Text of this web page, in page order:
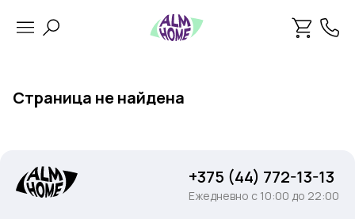
Страница не найдена
+375 (44) 772-13-13
Ежедневно c 10:00 до 22:00